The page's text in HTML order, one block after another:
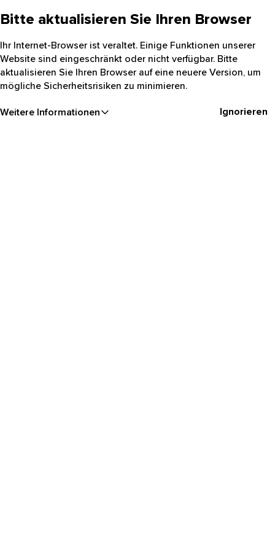
Bitte aktualisieren Sie Ihren Browser
Ihr Internet-Browser ist veraltet. Einige Funktionen unserer
Website sind eingeschränkt oder nicht verfügbar. Bitte
aktualisieren Sie Ihren Browser auf eine neuere Version, um
mögliche Sicherheitsrisiken zu minimieren.
Weitere Informationen Ignorieren